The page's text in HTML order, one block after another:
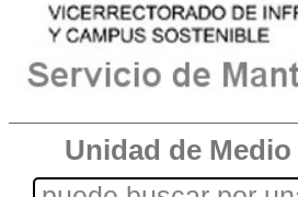
Unidad de